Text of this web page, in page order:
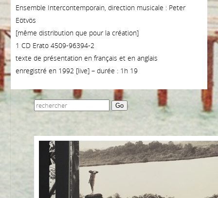
Ensemble Intercontemporain, direction musicale : Peter
Eötvös
[même distribution que pour la création]
1 CD Erato 4509-96394-2
texte de présentation en français et en anglais
enregistré en 1992 [live] – durée : 1h 19
Go